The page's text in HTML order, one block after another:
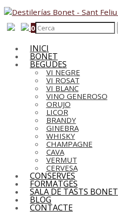
0
INICI
BONET
BEGUDES
VI NEGRE
VI ROSAT
VI BLANC
VINO GENEROSO
ORUJO
LICOR
BRANDY
GINEBRA
WHISKY
CHAMPAGNE
CAVA
VERMUT
CERVESA
CONSERVES
FORMATGES
SALA DE TASTS BONET
BLOG
CONTACTE